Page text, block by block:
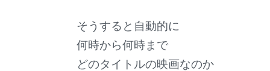
そうすると自動的に
何時から何時まで
どのタイトルの映画なのか